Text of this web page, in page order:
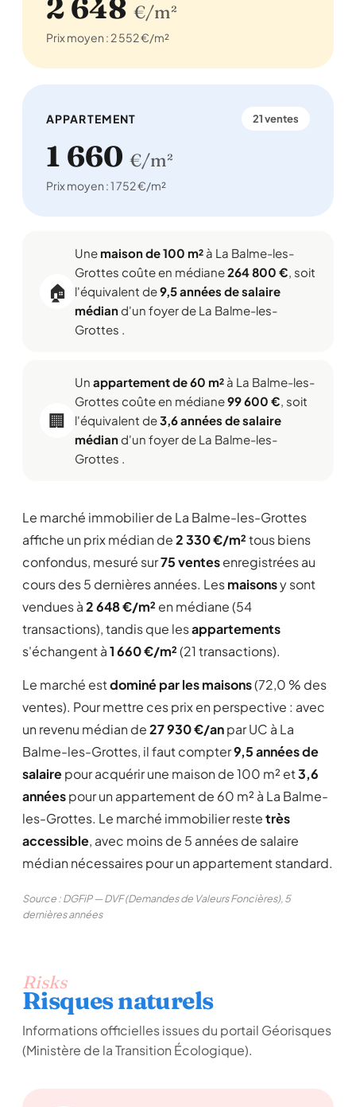
2 648 €/m²
Prix moyen : 2 552 €/m²
APPARTEMENT 21 ventes
1 660 €/m²
Prix moyen : 1 752 €/m²
🏠
Une maison de 100 m² à La Balme-les-
Grottes coûte en médiane264 800 €, soit
l'équivalent de9,5 années de salaire
médiand'un foyer de La Balme-les-
Grottes .
🏢
Un appartement de 60 m² à La Balme-les-
Grottes coûte en médiane99 600 €, soit
l'équivalent de3,6 années de salaire
médiand'un foyer de La Balme-les-
Grottes .
Le marché immobilier de La Balme-les-Grottes
affiche un prix médian de2 330 €/m²tous biens
confondus, mesuré sur75 ventesenregistrées au
cours des 5 dernières années. Lesmaisonsy sont
vendues à2 648 €/m² en médiane (54
transactions), tandis que lesappartements
s'échangent à1 660 €/m²(21 transactions).
Le marché estdominé par les maisons(72,0 % des
ventes). Pour mettre ces prix en perspective : avec
un revenu médian de27 930 €/anpar UC à La
Balme-les-Grottes, il faut compter9,5 années de
salairepour acquérir une maison de 100 m² et3,6
annéespour un appartement de 60 m² à La Balme-
les-Grottes. Le marché immobilier restetrès
accessible, avec moins de 5 années de salaire
médian nécessaires pour un appartement standard.
Source : DGFiP — DVF (Demandes de Valeurs Foncières), 5
dernières années
Risks
Risques naturels
Informations officielles issues du portail Géorisques
(Ministère de la Transition Écologique).